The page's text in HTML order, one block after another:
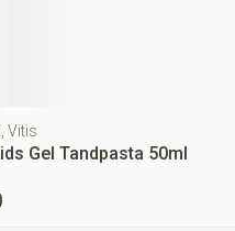
Vitis
Gel Tandpasta 50ml